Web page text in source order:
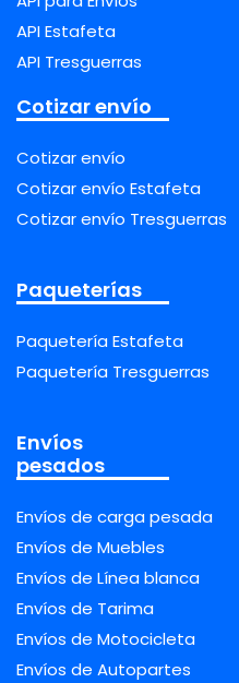
API Estafeta
API Tresguerras
Cotizar envío
Cotizar envío
Cotizar envío Estafeta
Cotizar envío Tresguerras
Paqueterías
Paquetería Estafeta
Paquetería Tresguerras
Envíos
pesados
Envíos de carga pesada
Envíos de Muebles
Envíos de Línea blanca
Envíos de Tarima
Envíos de Motocicleta
Envíos de Autopartes